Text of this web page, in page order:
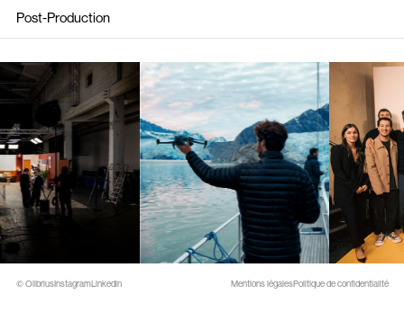
Post-Production
© OlibriusInstagramLinkedin Mentions légalesPolitique de confidentialité